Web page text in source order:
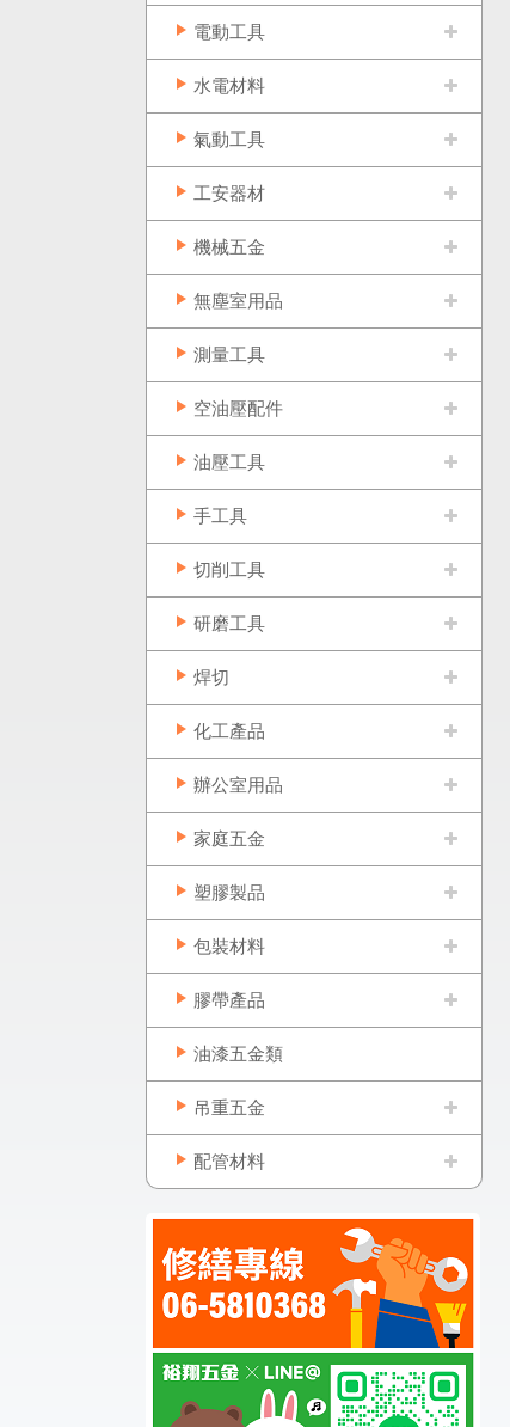
電動工具
水電材料
氣動工具
工安器材
機械五金
無塵室用品
測量工具
空油壓配件
油壓工具
手工具
切削工具
研磨工具
焊切
化工產品
辦公室用品
家庭五金
塑膠製品
包裝材料
膠帶產品
油漆五金類
吊重五金
配管材料